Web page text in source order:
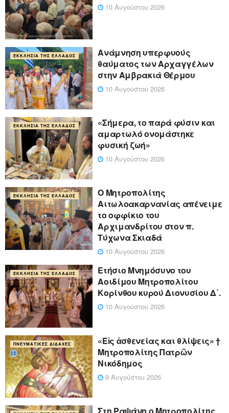
10 Αυγούστου 2026
ΕΚΚΛΗΣΊΑ ΤΗΣ ΕΛΛΆΔΟΣ
Ανάμνηση υπερφυούς
θαύματος των Αρχαγγέλων
στην Αμβρακιά Θέρμου
10 Αυγούστου 2026
ΕΚΚΛΗΣΊΑ ΤΗΣ ΕΛΛΆΔΟΣ
«Σήμερα, το παρά φύσιν και
αμαρτωλό ονομάστηκε
φυσική ζωή»
10 Αυγούστου 2026
ΕΚΚΛΗΣΊΑ ΤΗΣ ΕΛΛΆΔΟΣ
Ο Μητροπολίτης
Αιτωλοακαρνανίας απένειμε
το οφφίκιο του
Αρχιμανδρίτου στον π.
Τύχωνα Σκιαδά
10 Αυγούστου 2026
ΕΚΚΛΗΣΊΑ ΤΗΣ ΕΛΛΆΔΟΣ
Ετήσιο Μνημόσυνο του
Αοιδίμου Μητροπολίτου
Κορίνθου κυρού Διονυσίου Δ΄.
10 Αυγούστου 2026
ΠΝΕΥΜΑΤΙΚΈΣ ΔΙΔΑΧΈΣ
«Eἰς ἀσθενείας και θλίψεις» †
Μητροπολίτης Πατρῶν
Νικόδημος
9 Αυγούστου 2026